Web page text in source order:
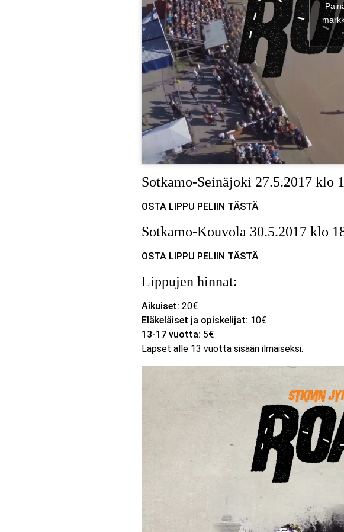
Sotkamo-Seinäjoki 27.5.2017 klo
OSTA LIPPU PELIIN TÄSTÄ
Sotkamo-Kouvola 30.5.2017 klo
OSTA LIPPU PELIIN TÄSTÄ
Lippujen hinnat:
Aikuiset: 20€
Eläkeläiset ja opiskelijat: 10€
13-17 vuotta: 5€
Lapset alle 13 vuotta sisään ilmaiseksi.